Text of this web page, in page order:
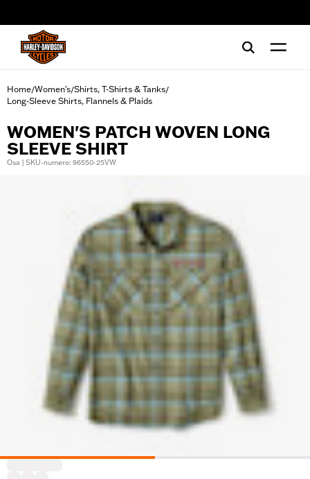
Home/Women's/Shirts, T-Shirts & Tanks/
Long-Sleeve Shirts, Flannels & Plaids
WOMEN'S PATCH WOVEN LONG
SLEEVE SHIRT
Osa | SKU-numero: 96550-25VW